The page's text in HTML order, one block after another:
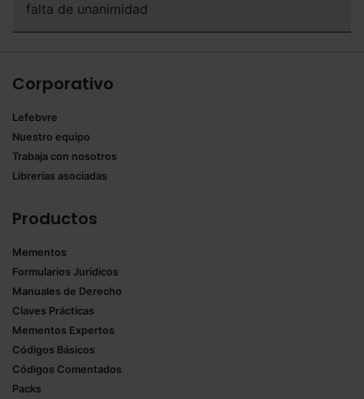
falta de unanimidad
Corporativo
Lefebvre
Nuestro equipo
Trabaja con nosotros
Librerías asociadas
Productos
Mementos
Formularios Jurídicos
Manuales de Derecho
Claves Prácticas
Mementos Expertos
Códigos Básicos
Códigos Comentados
Packs